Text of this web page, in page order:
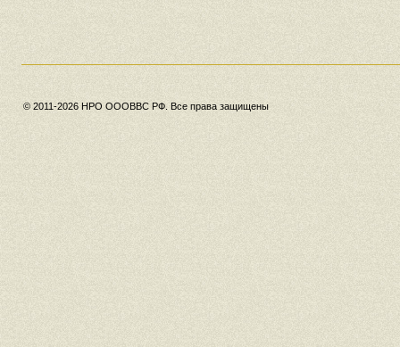
© 2011-2026 НРО ОООВВС РФ. Все права защищены